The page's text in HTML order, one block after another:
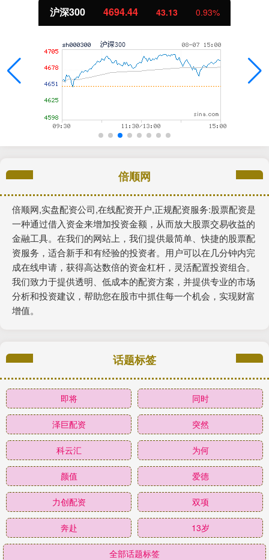
沪深300 4694.44 43.13 0.93%
倍顺网
倍顺网,实盘配资公司,在线配资开户,正规配资服务:股票配资是
一种通过借入资金来增加投资金额，从而放大股票交易收益的
金融工具。在我们的网站上，我们提供最简单、快捷的股票配
资服务，适合新手和有经验的投资者。用户可以在几分钟内完
成在线申请，获得高达数倍的资金杠杆，灵活配置投资组合。
我们致力于提供透明、低成本的配资方案，并提供专业的市场
分析和投资建议，帮助您在股市中抓住每一个机会，实现财富
增值。
话题标签
即将 同时
泽巨配资 突然
科云汇 为何
颜值 爱德
力创配资 双项
奔赴 13岁
全部话题标签